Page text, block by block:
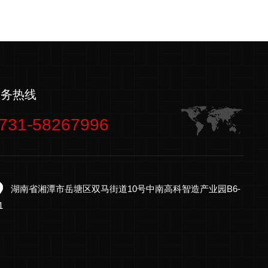
热线
58267996
湖南省湘潭市岳塘区双马街道10号中南高科智造产业园B6-